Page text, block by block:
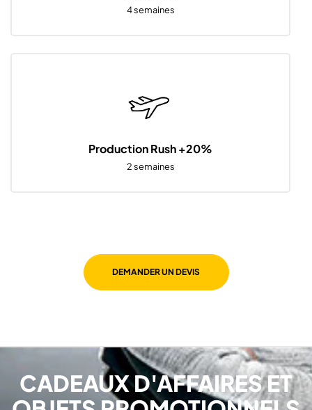
4 semaines
Production Rush +20%
2 semaines
DEMANDER UN DEVIS
CADEAUX D'AFFAIRES ET